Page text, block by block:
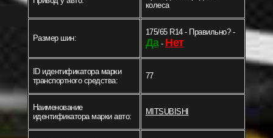
колеса
Размер шин:
175/65 R14 - Правильно? -
Да- Нет
ID идентификатора марки
транспортного средства:
77
Наименование
идентификатора марки авто:
MITSUBISHI